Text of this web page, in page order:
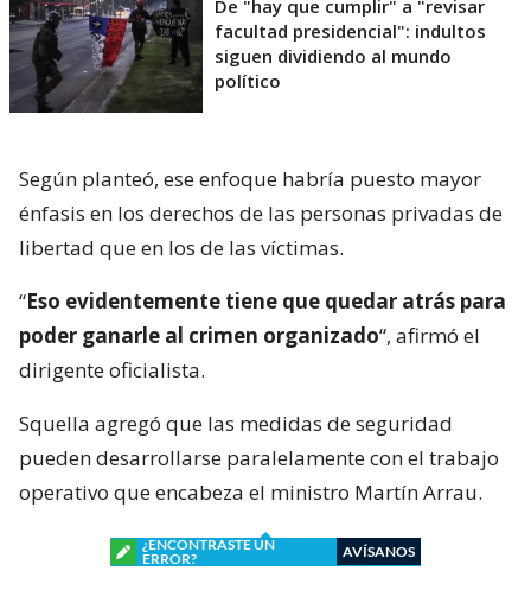
De "hay que cumplir" a "revisar
facultad presidencial": indultos
siguen dividiendo al mundo
político
Según planteó, ese enfoque habría puesto mayor
énfasis en los derechos de las personas privadas de
libertad que en los de las víctimas.
“Eso evidentemente tiene que quedar atrás para
poder ganarle al crimen organizado“, afirmó el
dirigente oficialista.
Squella agregó que las medidas de seguridad
pueden desarrollarse paralelamente con el trabajo
operativo que encabeza el ministro Martín Arrau.
¿ENCONTRASTE UN
ERROR?
AVÍSANOS